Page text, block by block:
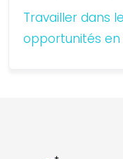
Travailler dans
opportunités en